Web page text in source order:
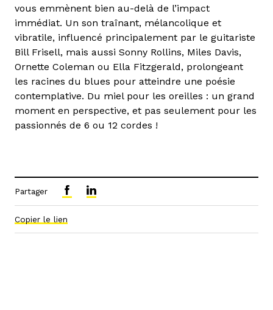
vous emmènent bien au-delà de l’impact
immédiat. Un son traînant, mélancolique et
vibratile, influencé principalement par le guitariste
Bill Frisell, mais aussi Sonny Rollins, Miles Davis,
Ornette Coleman ou Ella Fitzgerald, prolongeant
les racines du blues pour atteindre une poésie
contemplative. Du miel pour les oreilles : un grand
moment en perspective, et pas seulement pour les
passionnés de 6 ou 12 cordes !
Partager
Copier le lien